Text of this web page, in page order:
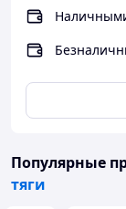
Кантемир
Кодру Codru
Конгаз Kongaz
Популярные
тяги